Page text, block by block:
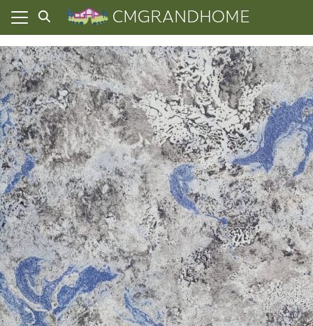
Skip
content
CMGRANDHOME
ความเป็นส่วนตัว
งหมด
ที่ผ่านมา
รา